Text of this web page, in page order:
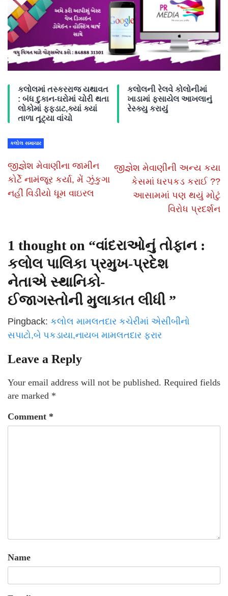
કલોલમાં તસ્કરરાજ યથાવત
: બંધ દુકાન-ઘરોમાં ચોરી થતા
લોકોમાં ફફડાટ,ક્યાં ક્યાં
તાળા તૂટ્યા વાંચો
કલોલની રેલવે કોલોનીમાં
ખાડામાં ફસાયેલ આખલાનું
રેસ્ક્યુ કરાયું
કલોલ સમાચાર
જીજ્ઞેશ મેવાણીના જામીન
કોર્ટે નામંજૂર કર્યા, મેં ઝુંકુગા
નહીં વિડીયો ધૂમ વાઇરલ
જીજ્ઞેશ મેવાણીની અન્ય કયા
કેસમાં ધરપકડ કરાઈ ??
આસામમાં પણ થયું મોટું
વિરોધ પ્રદર્શન
1 thought on “વાંદરાઓનું તોફાન :
કલોલ પાલિકા પ્રમુખ-પ્રદેશ
નેતાએ સ્થાનિકો-
ઈજાગસ્તોની મુલાકાત લીધી ”
Pingback: કલોલ મામલતદાર કચેરીમાં એસીબીનો
સપાટો,બે પકડાયા,નાયબ મામલતદાર ફરાર
Leave a Reply
Your email address will not be published. Required fields
are marked *
Comment *
Name